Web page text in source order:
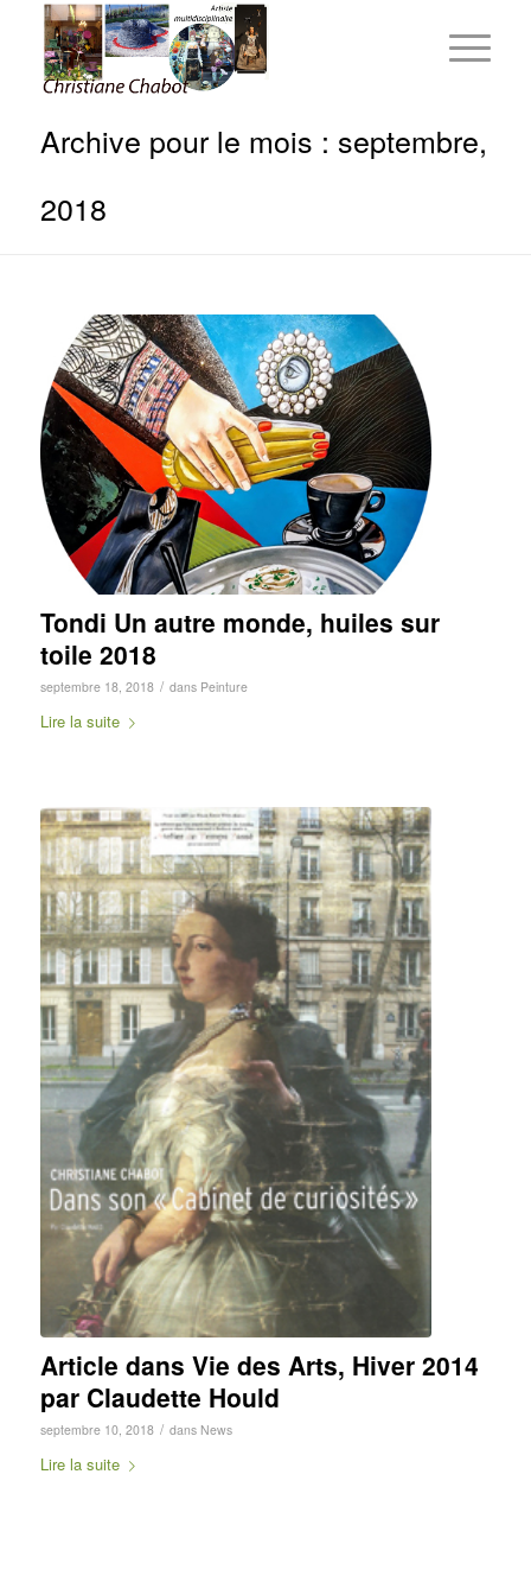
Archive pour le mois : septembre,
2018
Tondi Un autre monde, huiles sur
toile 2018
septembre 18, 2018 / dans Peinture
Lire la suite
Article dans Vie des Arts, Hiver 2014
par Claudette Hould
septembre 10, 2018 / dans News
Lire la suite